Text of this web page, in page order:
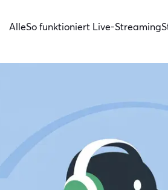
AlleSo funktioniert Live-Streaming